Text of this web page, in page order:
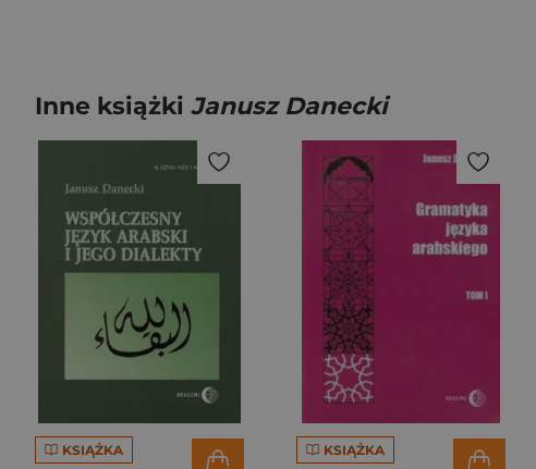
Inne książki Janusz Danecki
KSIĄŻKA KSIĄŻKA